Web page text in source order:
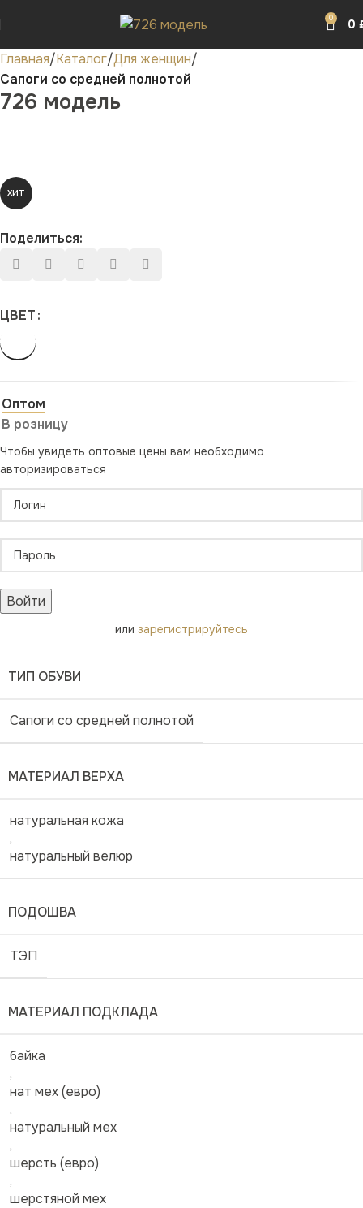
0 0
Главная Каталог Для женщин
Сапоги со средней полнотой
726 модель
ХИТ
Поделиться:
ЦВЕТ
Оптом
В розницу
Чтобы увидеть оптовые цены вам необходимо
авторизироваться
Войти
или зарегистрируйтесь
ТИП ОБУВИ
Сапоги со средней полнотой
МАТЕРИАЛ ВЕРХА
натуральная кожа
,
натуральный велюр
ПОДОШВА
ТЭП
МАТЕРИАЛ ПОДКЛАДА
байка
,
нат мех (евро)
,
натуральный мех
,
шерсть (евро)
,
шерстяной мех